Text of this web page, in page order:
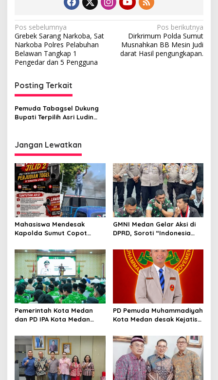
N
a
v
i
g
a
s
i
p
o
s
Pos sebelumnya
Grebek Sarang Narkoba, Sat
Narkoba Polres Pelabuhan
Belawan Tangkap 1
Pengedar dan 5 Pengguna
Pos berikutnya
Dirkrimum Polda Sumut
Musnahkan BB Mesin Judi
darat Hasil pengungkapan.
Posting Terkait
Pemuda Tabagsel Dukung
Bupati Terpilih Asri Ludin
Pemerintahan
Jangan Lewatkan
Mahasiswa Mendesak
Kapolda Sumut Copot
Reskrim Polres Humbahas
Atas Adanya Dugaan Aliran
Dana Judi Togel
GMNI Medan Gelar Aksi di
DPRD, Soroti “Indonesia
Nyatakan Mosi Tidak
Percaya
Pemerintah Kota Medan
dan PD IPA Kota Medan
Pelajar Al Washliyah
Dianggap Serius
PD Pemuda Muhammadiyah
Kota Medan desak Kejatisu
PAD di PUD Pasar